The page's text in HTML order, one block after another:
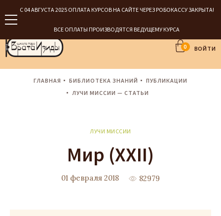
С 04 АВГУСТА 2025 ОПЛАТА КУРСОВ НА САЙТЕ ЧЕРЕЗ РОБОКАССУ ЗАКРЫТА!
ВСЕ ОПЛАТЫ ПРОИЗВОДЯТСЯ ВЕДУЩЕМУ КУРСА
0 ВОЙТИ
ГЛАВНАЯ БИБЛИОТЕКА ЗНАНИЙ
ПУБЛИКАЦИИ
ЛУЧИ МИССИИ — СТАТЬИ
ЛУЧИ МИССИИ
Мир (XXII)
01 февраля 2018 82979